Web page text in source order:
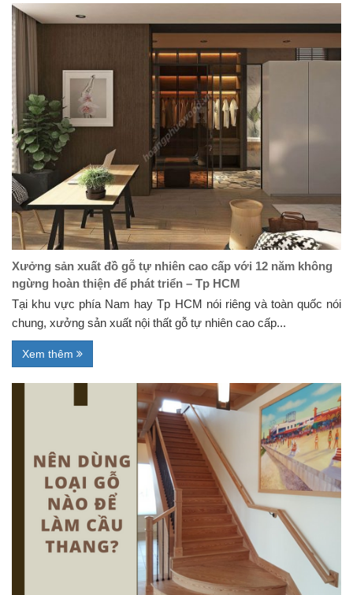
Xưởng sản xuất đồ gỗ tự nhiên cao cấp với 12 năm không
ngừng hoàn thiện để phát triển – Tp HCM
Tại khu vực phía Nam hay Tp HCM nói riêng và toàn quốc nói
chung, xưởng sản xuất nội thất gỗ tự nhiên cao cấp...
Xem thêm